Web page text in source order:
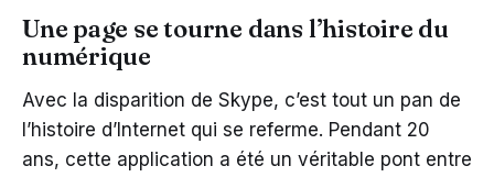
Une page se tourne dans l’histoire du
numérique
Avec la disparition de Skype, c’est tout un pan de
l’histoire d’Internet qui se referme. Pendant 20
ans, cette application a été un véritable pont entre